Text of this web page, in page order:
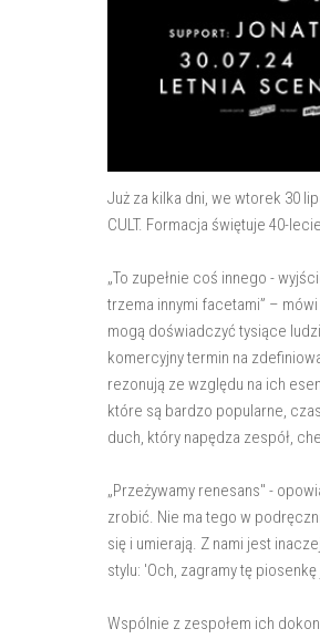
Już za kilka dni, we wtorek 30
CULT. Formacja świętuje 40-
„To zupełnie coś innego -
trzema innymi facetami” –
mogą doświadczyć tysiące
komercyjny termin na
rezonują ze względu na ich
które są bardzo popularne,
duch, który napędza zespół,
„Przeżywamy renesans" -
zrobić. Nie ma tego w
się i umierają. Z nami jest
stylu: 'Och, zagramy tę
Wspólnie z zespołem ich